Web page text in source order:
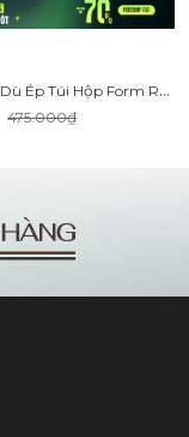
Áo Khoác Dù Ép Túi Hộp Form Regular AK065
475.000₫